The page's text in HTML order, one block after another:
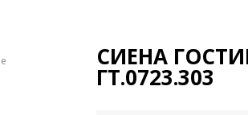
СИЕНА
ГТ.0723.303